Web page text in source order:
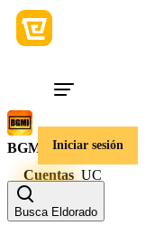
Iniciar sesión
Busca Eldorado
BGMI
Cuentas UC
Precio